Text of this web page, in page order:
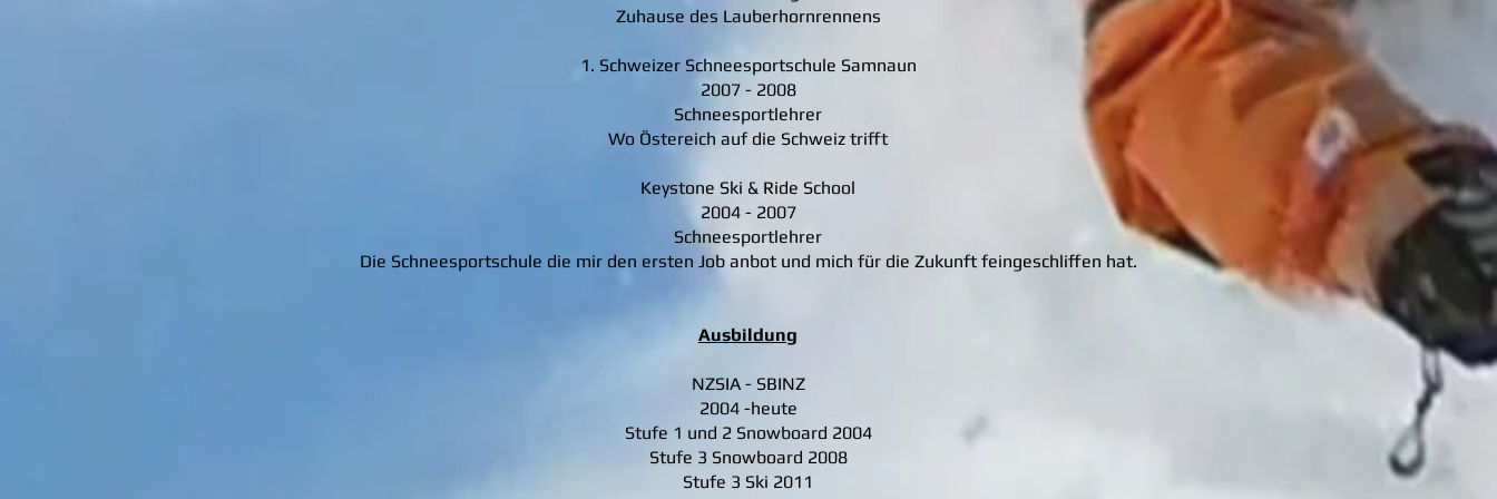
Zuhause des Lauberhornrennens
1. Schweizer Schneesportschule Samnaun
2007 - 2008
Schneesportlehrer
Wo Östereich auf die Schweiz trifft
Keystone Ski & Ride School
2004 - 2007
Schneesportlehrer
Die Schneesportschule die mir den ersten Job anbot und mich für die Zukunft feingeschliffen hat.
Ausbildung
NZSIA - SBINZ
2004 -heute
Stufe 1 und 2 Snowboard 2004
Stufe 3 Snowboard 2008
Stufe 3 Ski 2011